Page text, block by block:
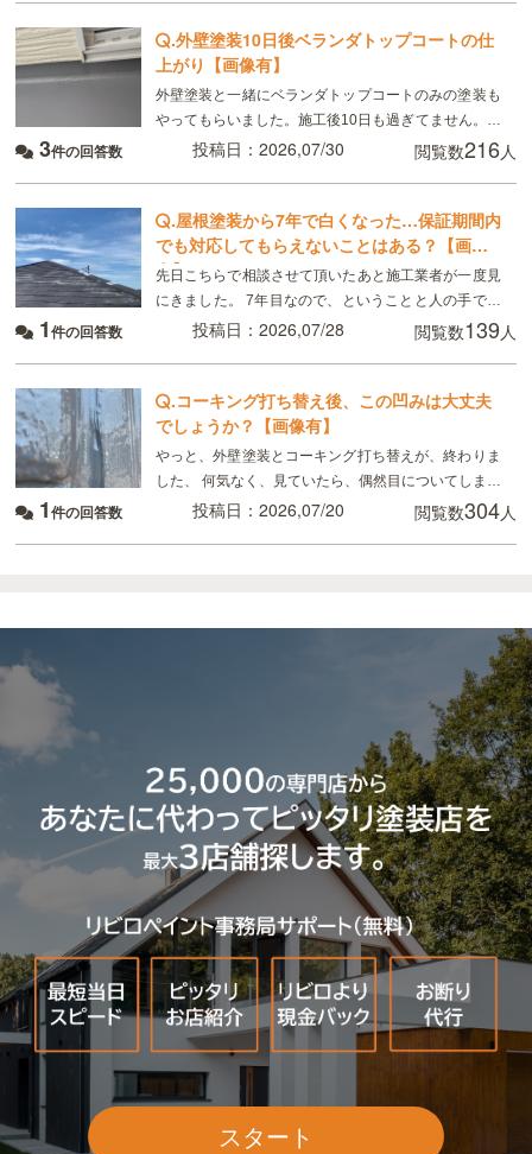
.外壁塗装10日後ベランダトップコートの仕
上がり【画像有】
外壁塗装と一緒にベランダトップコートのみの塗装も
やってもらいました。施工後10日も過ぎてません。こ
れは普通ですか？
3件の回答数 投稿日：2026,07/30 閲覧数216人
.屋根塗装から7年で白くなった…保証期間内
でも対応してもらえないことはある？【画像
有】
先日こちらで相談させて頂いたあと施工業者が一度見
にきました。 7年目なので、ということと人の手で塗
るのでどうしてもムラはできる、板金部分はやはり経
1件の回答数 投稿日：2026,07/28 閲覧数139 人
.コーキング打ち替え後、この凹みは大丈夫
でしょうか？【画像有】
やっと、外壁塗装とコーキング打ち替えが、終わりま
した、 何気なく、見ていたら、偶然目についてしまっ
たのですが、 画像のように コーキングの端にマイナ
1件の回答数 投稿日：2026,07/20 閲覧数304人
スタート